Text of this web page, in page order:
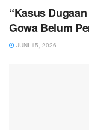
“Kasus
Gowa Belum
JUNI 15, 2026